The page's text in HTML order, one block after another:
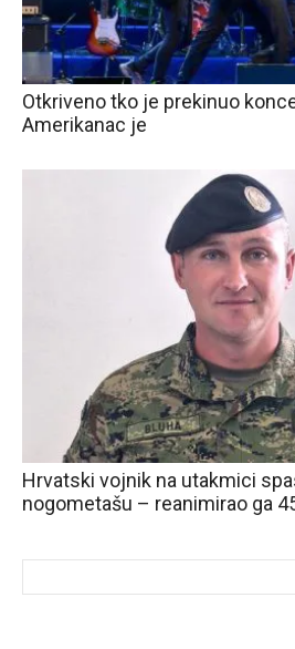
Otkriveno tko je prekinuo
Amerikanac je
Hrvatski vojnik na utakmici
nogometašu – reanimirao ga